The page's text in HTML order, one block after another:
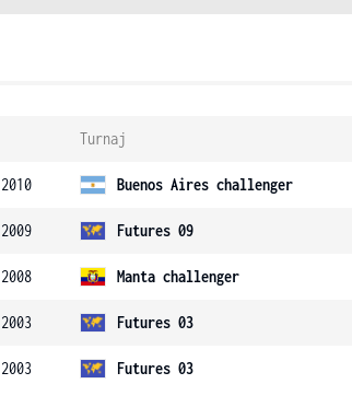
Turnaj
Buenos Aires challenger
Futures 09
Manta challenger
Futures 03
Futures 03